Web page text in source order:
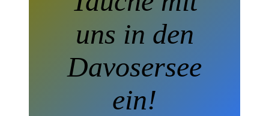
uns in den
Davosersee
ein!